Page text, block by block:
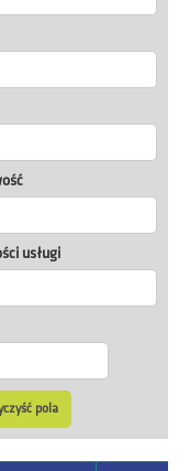
usługi
pola